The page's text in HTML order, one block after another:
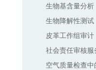
生物基含量分析
生物降解性测试
皮革工作组审计
社会责任审核服
空气质量检查